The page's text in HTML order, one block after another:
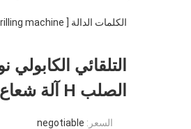
الكلمات الدالة [ cnc h beam drilling machine ] مباراة
الصلب H آلة شعاع الجمعية
السعر: negotiable